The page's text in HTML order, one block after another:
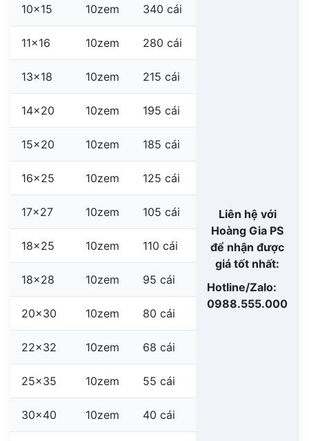
10×15 10zem 340 cái
Liên hệ với
Hoàng Gia PS
để nhận được
giá tốt nhất:
Hotline/Zalo:
0988.555.000
11×16 10zem 280 cái
13×18 10zem 215 cái
14×20 10zem 195 cái
15×20 10zem 185 cái
16×25 10zem 125 cái
17×27 10zem 105 cái
18×25 10zem 110 cái
18×28 10zem 95 cái
20×30 10zem 80 cái
22×32 10zem 68 cái
25×35 10zem 55 cái
30×40 10zem 40 cái